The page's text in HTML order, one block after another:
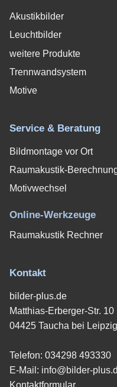
Akustikbilder
Leuchtbilder
weitere Produkte
Trennwandsystem
Motive
Service & Beratung
Bildmontage vor Ort
Raumakustik-
Motivwechsel
Online-Werkzeuge
Raumakustik Rechner
Kontakt
bilder-plus.de
Matthias-Erberger-Str. 10
04425 Taucha bei Leipzig
Telefon: 034298 493330
E-Mail: info@bilder-
Kontaktformular